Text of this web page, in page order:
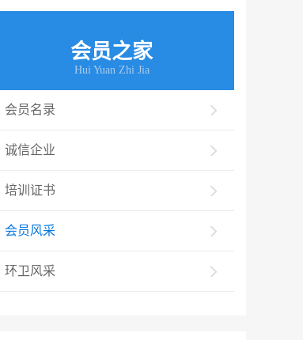
会员之家
Hui Yuan Zhi Jia
会员名录
诚信企业
培训证书
会员风采
环卫风采